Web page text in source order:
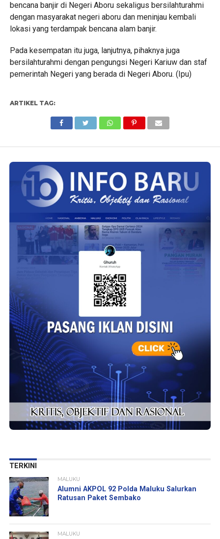
bencana banjir di Negeri Aboru sekaligus bersilahturahmi
dengan masyarakat negeri aboru dan meninjau kembali
lokasi yang terdampak bencana alam banjir.
Pada kesempatan itu juga, lanjutnya, pihaknya juga
bersilahturahmi dengan pengungsi Negeri Kariuw dan staf
pemerintah Negeri yang berada di Negeri Aboru. (Ipu)
ARTIKEL TAG:
TERKINI
MALUKU
Alumni AKPOL 92 Polda Maluku Salurkan
Ratusan Paket Sembako
MALUKU